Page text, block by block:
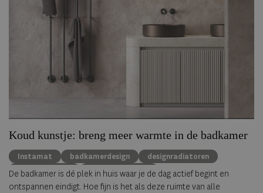
Koud kunstje: breng meer warmte in de badkamer
Instamat badkamerdesign
designradiatoren
interieurdesign
badkamertrends
De badkamer is dé plek in huis waar je de dag actief begint en
ontspannen eindigt. Hoe fijn is het als deze ruimte van alle